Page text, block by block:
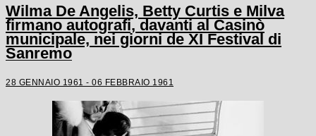
Wilma De Angelis, Betty Curtis e Milva
firmano autografi, davanti al Casinò
municipale, nei giorni de XI Festival di
Sanremo
28 GENNAIO 1961 - 06 FEBBRAIO 1961